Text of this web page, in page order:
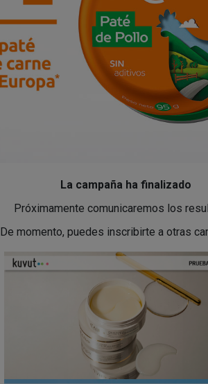
La campaña ha finalizado
Próximamente comunicaremos los
De momento, puedes inscribirte a otras